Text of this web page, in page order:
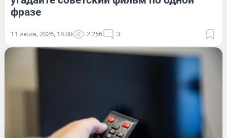
фразе
11 июля, 2026, 18:00 2 256 3